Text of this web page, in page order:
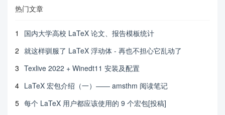
热门文章
1
国内大学高校 LaTeX 论文、报告模板统计
2 就这样驯服了 LaTeX 浮动体 - 再也不担心它乱动了
3 Texlive 2022 + Winedt11 安装及配置
4 LaTeX 宏包介绍（一）—— amsthm 阅读笔记
5 每个 LaTeX 用户都应该使用的 9 个宏包[投稿]